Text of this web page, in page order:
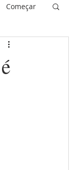
Começar